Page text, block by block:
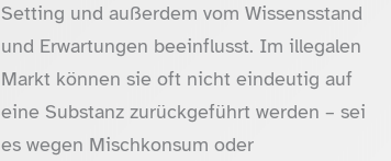
Setting und außerdem vom Wissensstand
und Erwartungen beeinflusst. Im illegalen
Markt können sie oft nicht eindeutig auf
eine Substanz zurückgeführt werden – sei
es wegen Mischkonsum oder